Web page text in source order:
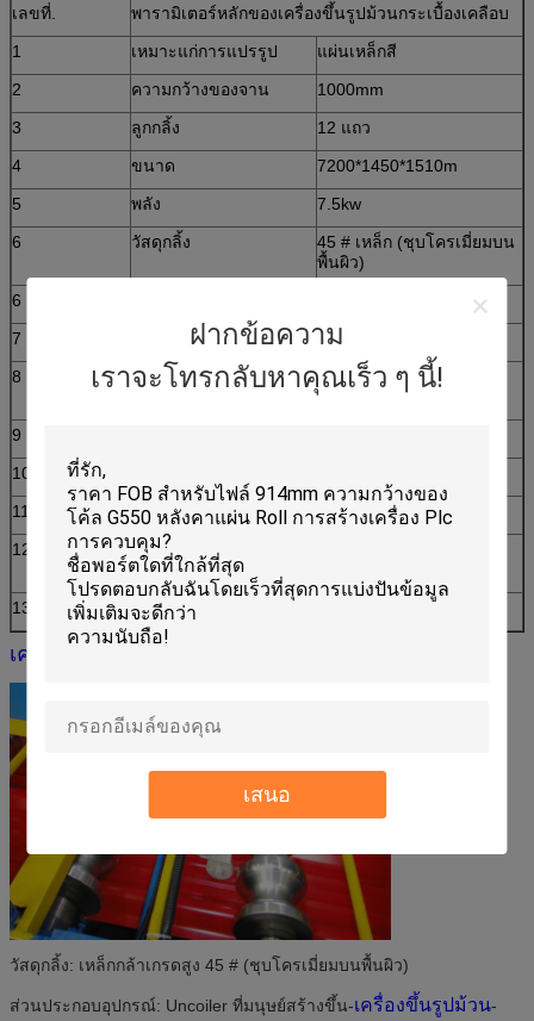
ฝากข้อความ
เราจะโทรกลับหาคุณเร็ว ๆ นี้!
เสนอ
เลขที่.
พารามิเตอร์หลักของเครื่องขึ้นรูปม้วนกระเบื้องเคลือบ
1
เหมาะแก่การแปรรูป
แผ่นเหล็กสี
2
ความกว้างของจาน
1000mm
3
ลูกกลิ้ง
12 แถว
4
ขนาด
7200*1450*1510m
5
พลัง
7.5kw
6
วัสดุกลิ้ง
45 # เหล็ก (ชุบโครเมี่ยมบน
พื้นผิว)
6
7
4m / นาที
8
เส้นผ่านศูนย์กลางของลูก Φ70mm
9
10
11
ไฮดรอลิค
40#
12
ความแม่นยำในการ
ประมวลผล
13 ระบบควบคุม การควบคุม PLC
เครื่องขึ้นรูปม้วนกระเบื้องเคลือบ
วัสดุกลิ้ง: เหล็กกล้าเกรดสูง 45 # (ชุบโครเมี่ยมบนพื้นผิว)
ส่วนประกอบอุปกรณ์: Uncoiler ที่มนุษย์สร้างขึ้น-เครื่องขึ้นรูปม้วน-